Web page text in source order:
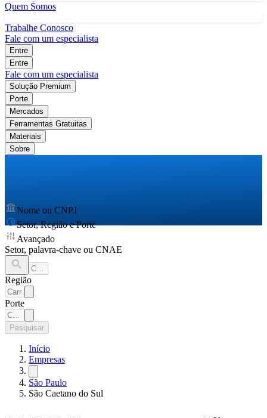
Quem Somos
Trabalhe Conosco
Fale com um especialista
Entre
Entre
Fale com um especialista
Solução Premium
Porte
Mercados
Ferramentas Gratuitas
Materiais
Sobre
Nome ou CNPJ
Setor, Região e Porte
Avançado
Setor, palavra-chave ou CNAE
Região
Porte
Pesquisar
Início
Empresas
São Paulo
São Caetano do Sul